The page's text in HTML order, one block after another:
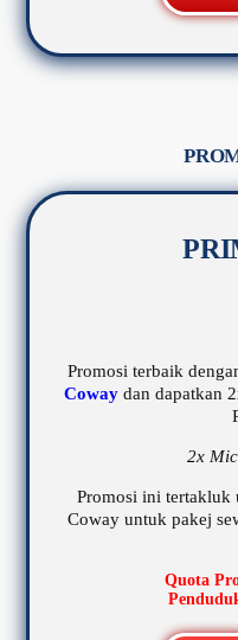
Promosi terbaik
Coway dan dapatkan
2x
Promosi ini
Coway untuk pakej
Quota